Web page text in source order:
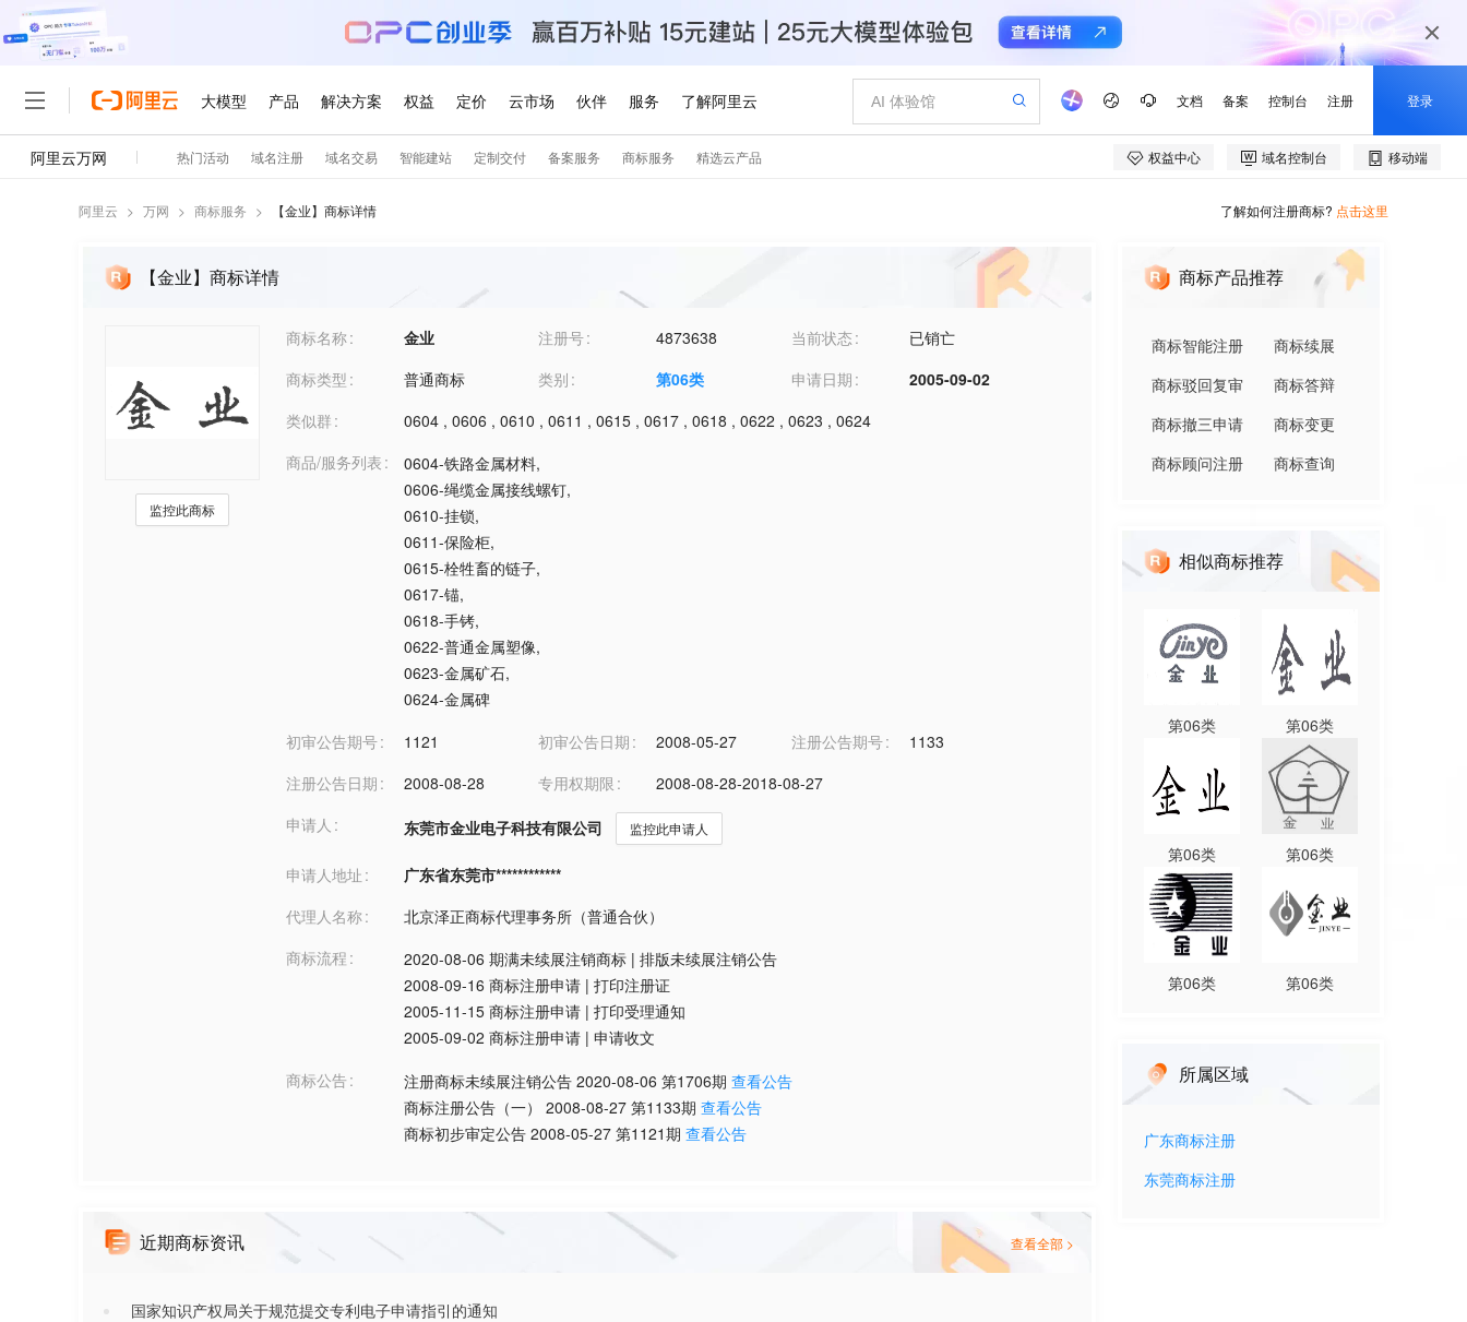
阿里云 > 万网 > 商标服务 > 【金业】商标详情 了解如何注册商标? 点击这里
【金业】商标详情
监控此商标
商标名称 金业 注册号 4873638 当前状态
已销亡
商标类型
普通商标 类别 第06类 申请日期
2005-09-02
类似群
0604 , 0606 , 0610 , 0611 , 0615 , 0617 , 0618 , 0622 , 0623 , 0624
商品/服务列表
0604-铁路金属材料,
0606-绳缆金属接线螺钉,
0610-挂锁,
0611-保险柜,
0615-栓牲畜的链子,
0617-锚,
0618-手铐,
0622-普通金属塑像,
0623-金属矿石,
0624-金属碑
初审公告期号
1121 初审公告日期 2008-05-27 注册公告期号
1133
注册公告日期
2008-08-28 专用权期限
2008-08-28-2018-08-27
申请人
东莞市金业电子科技有限公司 监控此申请人
申请人地址
广东省东莞市************
代理人名称
北京泽正商标代理事务所（普通合伙）
商标流程
2020-08-06 期满未续展注销商标 | 排版未续展注销公告
2008-09-16 商标注册申请 | 打印注册证
2005-11-15 商标注册申请 | 打印受理通知
2005-09-02 商标注册申请 | 申请收文
商标公告
注册商标未续展注销公告 2020-08-06 第1706期 查看公告
商标注册公告（一）
2008-08-27 第1133期 查看公告
商标初步审定公告 2008-05-27 第1121期 查看公告
近期商标资讯 查看全部 >
国家知识产权局关于规范提交专利电子申请指引的通知
商标产品推荐
商标智能注册
商标续展
商标驳回复审
商标答辩
商标撤三申请
商标变更
商标顾问注册
商标查询
相似商标推荐
第06类 第06类
第06类 第06类
第06类 第06类
所属区域
广东商标注册
东莞商标注册